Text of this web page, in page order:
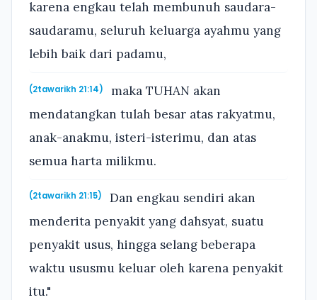
karena engkau telah membunuh saudara-
saudaramu, seluruh keluarga ayahmu yang
lebih baik dari padamu,
(2tawarikh 21:14)
maka TUHAN akan
mendatangkan tulah besar atas rakyatmu,
anak-anakmu, isteri-isterimu, dan atas
semua harta milikmu.
(2tawarikh 21:15)
Dan engkau sendiri akan
menderita penyakit yang dahsyat, suatu
penyakit usus, hingga selang beberapa
waktu ususmu keluar oleh karena penyakit
itu."